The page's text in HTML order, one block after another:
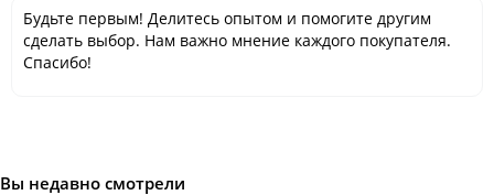
Будьте первым! Делитесь опытом и помогите другим
сделать выбор. Нам важно мнение каждого покупателя.
Спасибо!
Вы недавно смотрели